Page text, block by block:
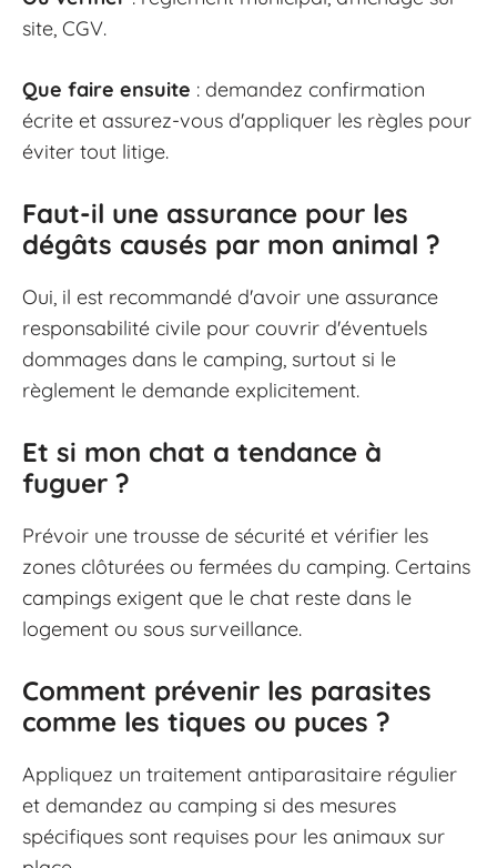
site, CGV.
Que faire ensuite : demandez confirmation
écrite et assurez-vous d'appliquer les règles pour
éviter tout litige.
Faut-il une assurance pour les
dégâts causés par mon animal ?
Oui, il est recommandé d'avoir une assurance
responsabilité civile pour couvrir d'éventuels
dommages dans le camping, surtout si le
règlement le demande explicitement.
Et si mon chat a tendance à
fuguer ?
Prévoir une trousse de sécurité et vérifier les
zones clôturées ou fermées du camping. Certains
campings exigent que le chat reste dans le
logement ou sous surveillance.
Comment prévenir les parasites
comme les tiques ou puces ?
Appliquez un traitement antiparasitaire régulier
et demandez au camping si des mesures
spécifiques sont requises pour les animaux sur